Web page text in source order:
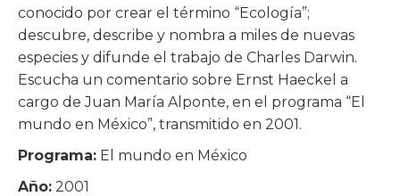
conocido por crear el término “Ecología”;
descubre, describe y nombra a miles de nuevas
especies y difunde el trabajo de Charles Darwin.
Escucha un comentario sobre Ernst Haeckel a
cargo de Juan María Alponte, en el programa “El
mundo en México”, transmitido en 2001.
Programa: El mundo en México
Año: 2001